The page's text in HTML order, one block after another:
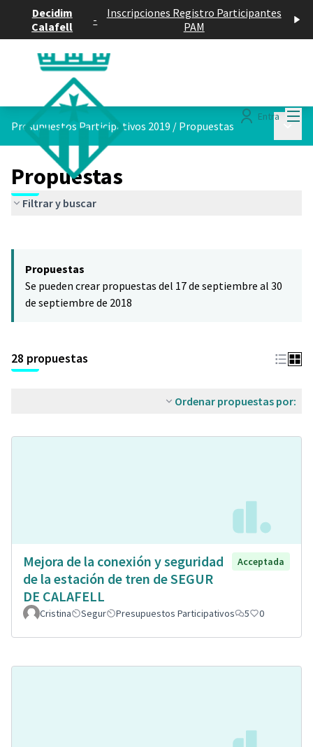
Decidim
Calafell
-
Inscripciones Registro Participantes
PAM
Entra
Presupuestos Participativos 2019 / Propuestas
Propuestas
Filtrar y buscar
−
Propuestas
Se pueden crear propuestas del 17 de septiembre al 30
de septiembre de 2018
28 propuestas
Ordenar propuestas por:
Mejora de la conexión y seguridad
de la estación de tren de SEGUR
DE CALAFELL
Acceptada
Cristina Segur Presupuestos Participativos 5 0